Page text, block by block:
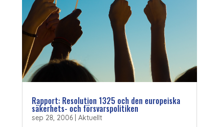
Rapport: Resolution 1325 och den europeiska
säkerhets- och försvarspolitiken
sep 28, 2006| Aktuellt